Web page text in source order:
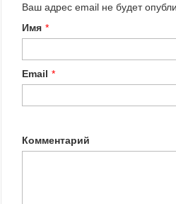
Ваш адрес email не будет
Имя *
Email *
Комментарий